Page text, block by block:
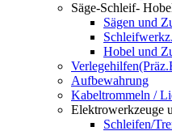
Säge-Schleif-
Sägen und
Hobel und
Aufbewahrung
Kabeltrommeln /
Elektrowerkzeuge
Schleifen/